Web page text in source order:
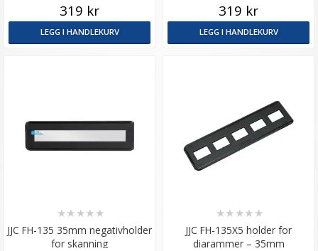
319 kr
LEGG I HANDLEKURV
319 kr
LEGG I HANDLEKURV
JJC FH-135 35mm negativholder
for skanning
★★ ★★ ★
JJC FH-135X5 holder for
diarammer – 35mm
★★ ★★ ★